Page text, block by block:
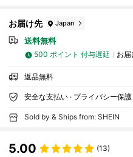
お届け先 Japan
送料無料
500 ポイント 付与遅延 お
返品無料
安全な支払い · プライバシー保護
Sold by & Ships from: SHEIN
5.00 (13)